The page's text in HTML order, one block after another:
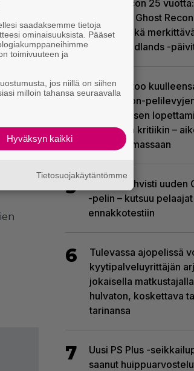
Ghost Recon 25
ilmaiseksi Ghost
Soldier sekä
Recon Wildlands -
4
Sony kertoo
PlayStation-
valmistuksen
nousseen kritiikin –
suunnitelmassaan
5
Ubisoft vahvisti uuden
-pelin – kutsuu
ennakkotestiin
6
Tulevassa ajopelissä
kyytipalveluyrittäjän
jokaisella
hulvaton, koskettava
tarinansa
7
Uusi PS Plus -
saanut
saadaksemme tietoja
ominaisuuksista. Pääset
toimivuuteen ja
jos niillä on siihen
milloin tahansa seuraavalla
Hyväksyn kaikki
Tietosuojakäytäntömme